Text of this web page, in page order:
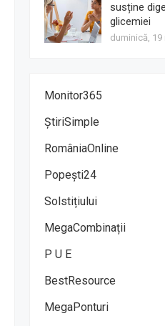
susține
glicemiei
duminică, 19
Monitor365
ȘtiriSimple
RomâniaOnline
Popești24
Solstițiului
MegaCombinații
P U E
BestResource
MegaPonturi